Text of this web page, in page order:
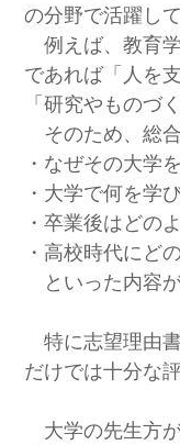
の分野で活躍し
例えば、教育
であれば「人を
「研究やものづ
そのため、総
・なぜその大学
・大学で何を学
・卒業後はどの
・高校時代にど
といった内容
特に志望理由
だけでは十分な
大学の先生方